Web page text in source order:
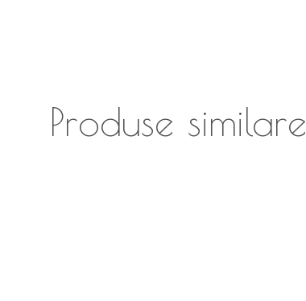
Produse similare